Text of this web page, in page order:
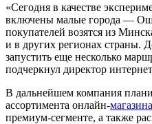
«Сегодня в качестве
включены малые города —
покупателей возятся из
и в других регионах страны.
запустить еще несколько
подчеркнул директор
В дальнейшем компания
ассортимента онлайн-
премиум-сегменте, а также